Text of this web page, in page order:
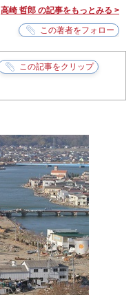
高崎 哲郎 の記事をもっとみる >